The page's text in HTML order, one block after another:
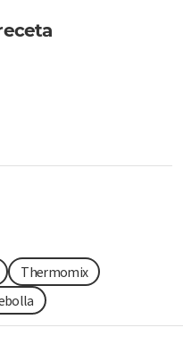
Thermomix